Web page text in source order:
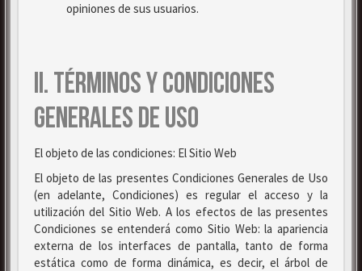
opiniones de sus usuarios.
II. TÉRMINOS Y CONDICIONES
GENERALES DE USO
El objeto de las condiciones: El Sitio Web
El objeto de las presentes Condiciones Generales de Uso
(en adelante, Condiciones) es regular el acceso y la
utilización del Sitio Web. A los efectos de las presentes
Condiciones se entenderá como Sitio Web: la apariencia
externa de los interfaces de pantalla, tanto de forma
estática como de forma dinámica, es decir, el árbol de